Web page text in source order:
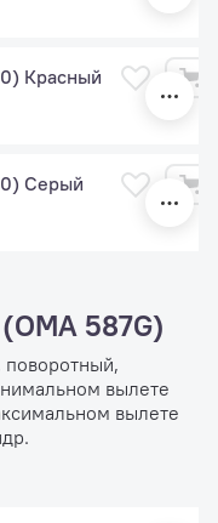
Красный
Серый
587G)
вылете
вылете